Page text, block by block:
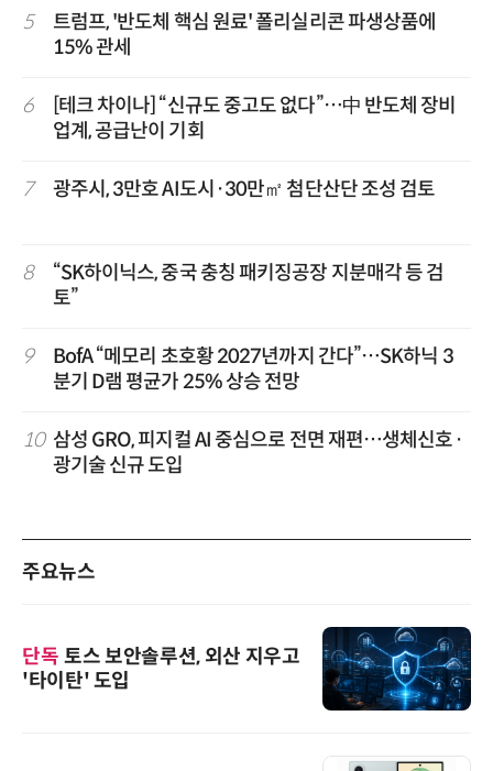
5
트럼프, '반도체 핵심 원료' 폴리실리콘 파생상품에
15% 관세
6
[테크 차이나] “신규도 중고도 없다”…中 반도체 장비
업계, 공급난이 기회
7 광주시, 3만호 AI도시·30만㎡ 첨단산단 조성 검토
8
“SK하이닉스, 중국 충칭 패키징공장 지분매각 등 검
토”
9
BofA “메모리 초호황 2027년까지 간다”…SK하닉 3
분기 D램 평균가 25% 상승 전망
10 삼성 GRO, 피지컬 AI 중심으로 전면 재편…생체신호·
광기술 신규 도입
주요뉴스
단독 토스 보안솔루션, 외산 지우고
'타이탄' 도입